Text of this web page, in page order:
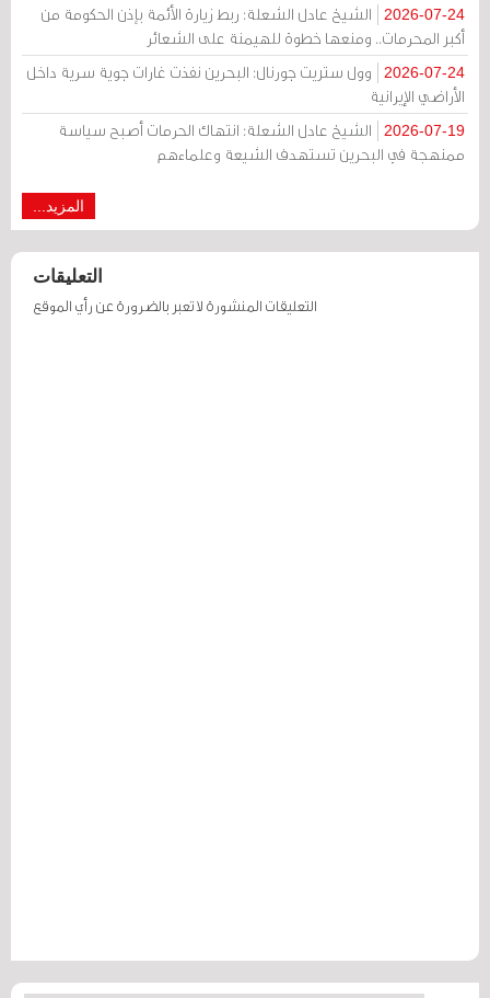
2026-07-24
الشيخ عادل الشعلة: ربط زيارة الأئمة بإذن الحكومة من
أكبر المحرمات.. ومنعها خطوة للهيمنة على الشعائر
2026-07-24
وول ستريت جورنال: البحرين نفذت غارات جوية سرية داخل
الأراضي الإيرانية
2026-07-19
الشيخ عادل الشعلة: انتهاك الحرمات أصبح سياسة
ممنهجة في البحرين تستهدف الشيعة وعلماءهم
المزيد...
التعليقات
التعليقات المنشورة لا تعبر بالضرورة عن رأي الموقع